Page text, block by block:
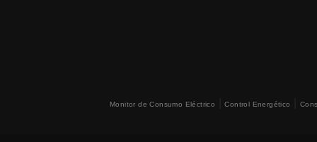
Monitor de Consumo Eléctrico |Control Energético